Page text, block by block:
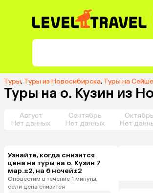
Туры, Туры из Новосибирска, Туры на
Туры на о. Кузин из
Август
Нет данных
Сентябрь
Нет данных
Октябрь
Нет
Узнайте, когда снизится
цена на туры на о. Кузин 7
мар.±2, на 6 ночей±2
Оповестим в течение 1 минуты,
если цена снизится